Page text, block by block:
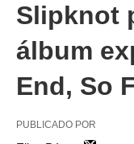
Slipknot
álbum
End, So
PUBLICADO POR